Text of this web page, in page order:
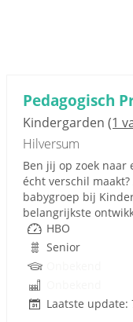
Pedagogisch
Kindergarden (1
Hilversum
Ben jij op zoek naar
écht verschil
babygroep bij
belangrijkste
HBO
Senior
Laatste update: